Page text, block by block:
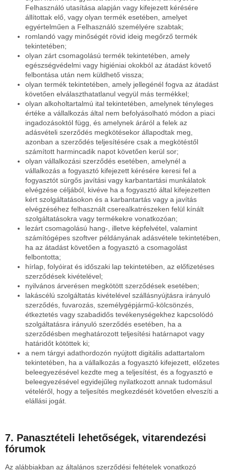
Felhasználó utasítása alapján vagy kifejezett kérésére
állítottak elő, vagy olyan termék esetében, amelyet
egyértelműen a Felhasználó személyére szabtak;
romlandó vagy minőségét rövid ideig megőrző termék
tekintetében;
olyan zárt csomagolású termék tekintetében, amely
egészségvédelmi vagy higiéniai okokból az átadást követő
felbontása után nem küldhető vissza;
olyan termék tekintetében, amely jellegénél fogva az átadást
követően elválaszthatatlanul vegyül más termékkel;
olyan alkoholtartalmú ital tekintetében, amelynek tényleges
értéke a vállalkozás által nem befolyásolható módon a piaci
ingadozásoktól függ, és amelynek áráról a felek az
adásvételi szerződés megkötésekor állapodtak meg,
azonban a szerződés teljesítésére csak a megkötéstől
számított harmincadik napot követően kerül sor;
olyan vállalkozási szerződés esetében, amelynél a
vállalkozás a fogyasztó kifejezett kérésére keresi fel a
fogyasztót sürgős javítási vagy karbantartási munkálatok
elvégzése céljából, kivéve ha a fogyasztó által kifejezetten
kért szolgáltatásokon és a karbantartás vagy a javítás
elvégzéséhez felhasznált cserealkatrészeken felül kínált
szolgáltatásokra vagy termékekre vonatkozóan;
lezárt csomagolású hang-, illetve képfelvétel, valamint
számítógépes szoftver példányának adásvétele tekintetében,
ha az átadást követően a fogyasztó a csomagolást
felbontotta;
hírlap, folyóirat és időszaki lap tekintetében, az előfizetéses
szerződések kivételével;
nyilvános árverésen megkötött szerződések esetében;
lakáscélú szolgáltatás kivételével szállásnyújtásra irányuló
szerződés, fuvarozás, személygépjármű-kölcsönzés,
étkeztetés vagy szabadidős tevékenységekhez kapcsolódó
szolgáltatásra irányuló szerződés esetében, ha a
szerződésben meghatározott teljesítési határnapot vagy
határidőt kötöttek ki;
a nem tárgyi adathordozón nyújtott digitális adattartalom
tekintetében, ha a vállalkozás a fogyasztó kifejezett, előzetes
beleegyezésével kezdte meg a teljesítést, és a fogyasztó e
beleegyezésével egyidejűleg nyilatkozott annak tudomásul
vételéről, hogy a teljesítés megkezdését követően elveszíti a
elállási jogát.
7. Panasztételi lehetőségek, vitarendezési
fórumok
Az alábbiakban az általános szerződési feltételek vonatkozó